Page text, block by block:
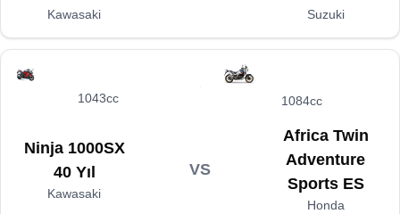
Kawasaki Suzuki
1043cc 1084cc
Ninja 1000SX
40 Yıl
Kawasaki
VS
Africa Twin
Adventure
Sports ES
Honda